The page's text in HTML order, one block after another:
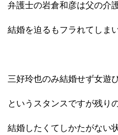
弁護士の岩倉和彦は父の介
結婚を迫るもフラれてしま
三好玲也のみ結婚せず女遊
というスタンスですが残り
結婚したくてしかたがない